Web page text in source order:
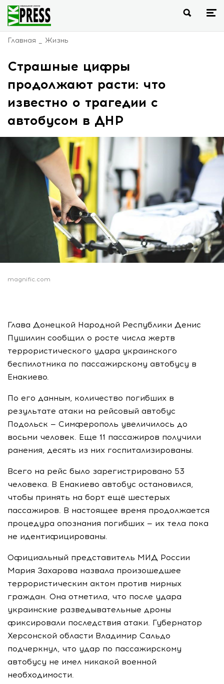
Главная Жизнь
Страшные цифры
продолжают расти: что
известно о трагедии с
автобусом в ДНР
magnific.com
Глава Донецкой Народной Республики Денис
Пушилин сообщил о росте числа жертв
террористического удара украинского
беспилотника по пассажирскому автобусу в
Енакиево.
По его данным, количество погибших в
результате атаки на рейсовый автобус
Подольск — Симферополь увеличилось до
восьми человек. Еще 11 пассажиров получили
ранения, десять из них госпитализированы.
Всего на рейс было зарегистрировано 53
человека. В Енакиево автобус остановился,
чтобы принять на борт ещё шестерых
пассажиров. В настоящее время продолжается
процедура опознания погибших — их тела пока
не идентифицированы.
Официальный представитель МИД России
Мария Захарова назвала произошедшее
террористическим актом против мирных
граждан. Она отметила, что после удара
украинские разведывательные дроны
фиксировали последствия атаки. Губернатор
Херсонской области Владимир Сальдо
подчеркнул, что удар по пассажирскому
автобусу не имел никакой военной
необходимости.